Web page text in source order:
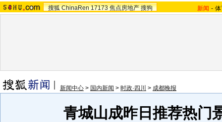
搜狐 ChinaRen 17173 焦点房地产 搜狗 新闻 -
新闻中心 > 国内新闻 > 时政·四川 > 成都晚报
青城山成昨日推荐热门